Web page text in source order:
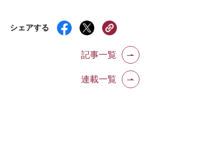
シェアする
記事一覧
連載一覧